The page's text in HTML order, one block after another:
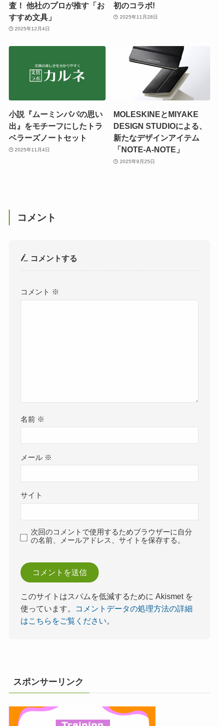
査！ 他社のプロが推す「お
すすめ文具」
2025年12月4日
初のコラボ!
2025年11月28日
小説『ムーミンパパの思い
出』をモチーフにしたトラ
ベラーズノートセット
2025年11月4日
MOLESKINEとMIYAKE
DESIGN STUDIOによる、
新たなデザインアイテム
「NOTE-A-NOTE」
2025年9月25日
コメント
コメントする
コメント ※
名前 ※
メール ※
サイト
次回のコメントで使用するためブラウザーに自分
の名前、メールアドレス、サイトを保存する。
このサイトはスパムを低減するために Akismet を
使っています。
コメントデータの処理方法の詳細
はこちらをご覧ください。
スポンサーリンク